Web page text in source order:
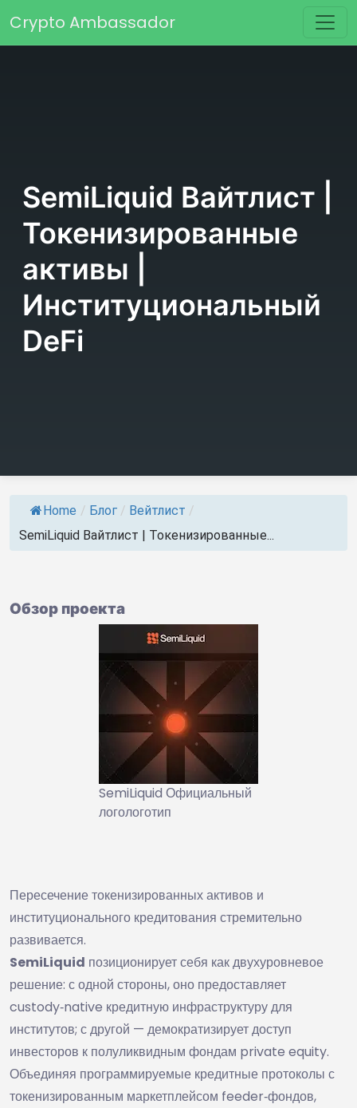
Основная навигация
Crypto Ambassador
SemiLiquid Вайтлист |
Токенизированные
активы |
Институциональный
DeFi
Home / Блог / Вейтлист /
SemiLiquid Вайтлист | Токенизированные...
Обзор проекта
SemiLiquid Официальный
логологотип
Пересечение токенизированных активов и
институционального кредитования стремительно
развивается.
SemiLiquid позиционирует себя как двухуровневое
решение: с одной стороны, оно предоставляет
custody‑native кредитную инфраструктуру для
институтов; с другой — демократизирует доступ
инвесторов к полуликвидным фондам private equity.
Объединяя программируемые кредитные протоколы с
токенизированным маркетплейсом feeder‑фондов,